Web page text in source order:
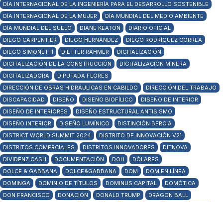
DÍA INTERNACIONAL DE LA INGENIERÍA PARA EL DESARROLLO SOSTENIBLE
DÍA INTERNACIONAL DE LA MUJER
DÍA MUNDIAL DEL MEDIO AMBIENTE
DÍA MUNDIAL DEL SUELO
DIANE KEATON
DIARIO OFICIAL
DIEGO CARPENTIER
DIEGO HERNÁNDEZ
DIEGO RODRÍGUEZ CORREA
DIEGO SIMONETTI
DIETTER RAHMER
DIGITALIZACIÓN
DIGITALIZACIÓN DE LA CONSTRUCCIÓN
DIGITALIZACIÓN MINERA
DIGITALIZADORA
DIPUTADA FLORES
DIRECCIÓN DE OBRAS HIDRÁULICAS EN CABILDO
DIRECCIÓN DEL TRABAJO
DISCAPACIDAD
DISEÑO DISEÑO BIOFÍLICO
DISEÑO DE INTERIOR
DISEÑO DE INTERIORES
DISEÑO ESTRUCTURAL ANTISISMO
DISEÑO INTERIOR
DISEÑO LUMÍNICO
DISTINCIÓN BERCIA
DISTRICT WORLD SUMMIT 2024
DISTRITO DE INNOVACIÓN V21
DISTRITOS COMERCIALES
DISTRITOS INNOVADORES
DITNOVA
DIVIDENZ CASH
DOCUMENTACIÓN DOH
DÓLARES
DOLCE & GABBANA
DOLCE&GABBANA DOM
DOM EN LÍNEA
DOMINGA
DOMINIO DE TÍTULOS DOMINUS CAPITAL
DOMÓTICA
DON FRANCISCO
DONACIÓN DONALD TRUMP
DRAGON BALL